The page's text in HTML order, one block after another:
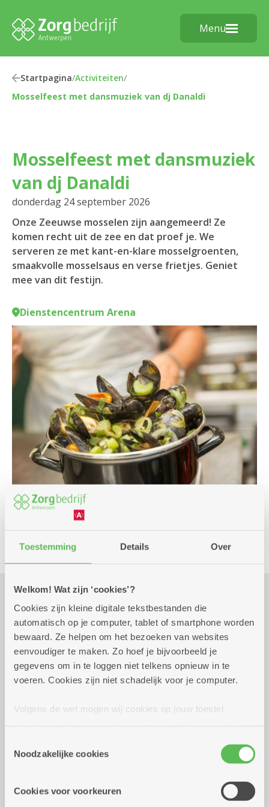
Toestemming Details Over
Welkom! Wat zijn ‘cookies’?
Cookies zijn kleine digitale tekstbestanden die
automatisch op je computer, tablet of smartphone worden
bewaard. Ze helpen om het bezoeken van websites
eenvoudiger te maken. Zo hoef je bijvoorbeeld je
gegevens om in te loggen niet telkens opnieuw in te
voeren. Cookies zijn niet schadelijk voor je computer.
Volgens de wet mogen wij cookies op jouw toestel
cookies hebben we jouw toestemming nodig. Sommige
cookies worden geplaatst door derde partijen die een
informatie over jouw (geanonimiseerd) gebruik van onze
Noodzakelijke cookies
Cookies voor voorkeuren
Menu
Startpagina/Activiteiten/
Mosselfeest met dansmuziek van dj Danaldi
Mosselfeest met dansmuziek
van dj Danaldi
donderdag 24 september 2026
Onze Zeeuwse mosselen zijn aangemeerd! Ze
komen recht uit de zee en dat proef je. We
serveren ze met kant-en-klare mosselgroenten,
smaakvolle mosselsaus en verse frietjes. Geniet
mee van dit festijn.
Dienstencentrum Arena
Feest en dans
Praktisch
donderdag 24 september
2026
12.00 uur tot 17.30
uur
Mosselen met brood of frietjes: 20 euro (of
voor 17 september.
Reserveer vervoer
2100 Deurne